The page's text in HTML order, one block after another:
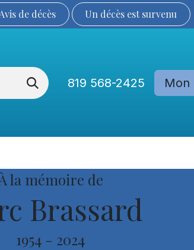
Avis de décès Un décès est sur​​​​​​​​ve​nu​​​​​​​​​​
819 568-2425 Mon
la mémoire de
Brassard
1954 - 2024